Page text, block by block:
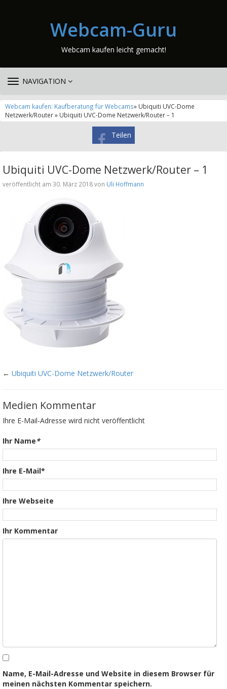
Webcam-Guru
Webcam kaufen leicht gemacht!
TOGGLE
NAVIGATION
Webcam kaufen: Kaufberatung für Webcams» Ubiquiti UVC-Dome
Netzwerk/Router » Ubiquiti UVC-Dome Netzwerk/Router – 1
Teilen
Ubiquiti UVC-Dome Netzwerk/Router – 1
veröffentlicht am 30. März 2018 von Uli Hoffmann
← Ubiquiti UVC-Dome Netzwerk/Router
Medien Kommentar
Ihre E-Mail-Adresse wird nicht veröffentlicht
Ihr Name*
Ihre E-Mail*
Ihre Webseite
Ihr Kommentar
Name, E-Mail-Adresse und Website in diesem Browser für
meinen nächsten Kommentar speichern.